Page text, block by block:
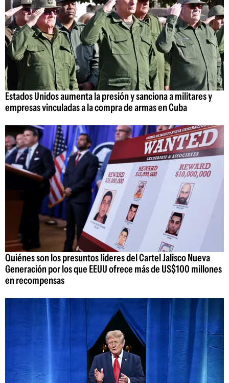
Estados Unidos aumenta la presión y sanciona a militares y
empresas vinculadas a la compra de armas en Cuba
Quiénes son los presuntos líderes del Cartel Jalisco Nueva
Generación por los que EEUU ofrece más de US$100 millones
en recompensas